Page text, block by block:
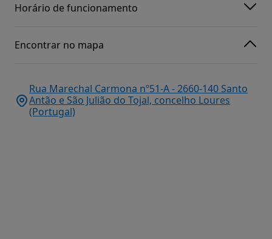
Horário de funcionamento
Encontrar no mapa
Rua Marechal Carmona nº51-A - 2660-140 Santo
Antão e São Julião do Tojal, concelho Loures
(Portugal)